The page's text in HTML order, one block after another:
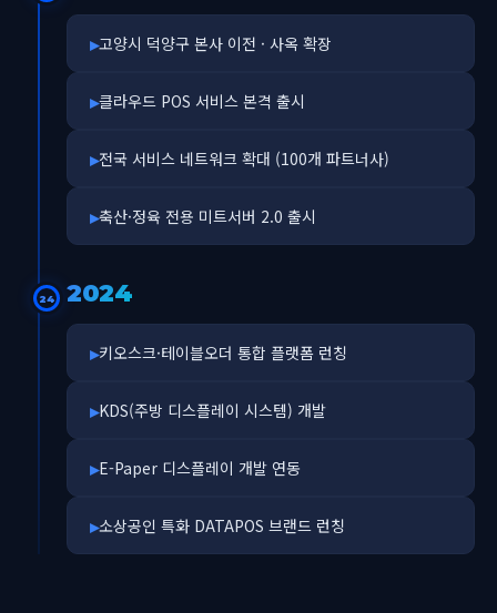
고양시 덕양구 본사 이전 · 사옥 확장
클라우드 POS 서비스 본격 출시
전국 서비스 네트워크 확대 (100개 파트너사)
축산·정육 전용 미트서버 2.0 출시
24 2024
키오스크·테이블오더 통합 플랫폼 런칭
KDS(주방 디스플레이 시스템) 개발
E-Paper 디스플레이 개발 연동
소상공인 특화 DATAPOS 브랜드 런칭